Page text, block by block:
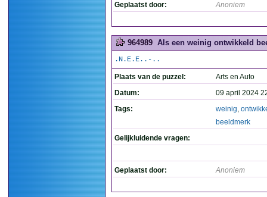
Geplaatst door: Anoniem
964989 Als een weinig ontwikkeld
.N.E.E..-..
Plaats van de puzzel:
Arts en Auto
Datum:
09 april 2024
Tags:
weinig,
beeldmerk
Gelijkluidende vragen:
Geplaatst door: Anoniem